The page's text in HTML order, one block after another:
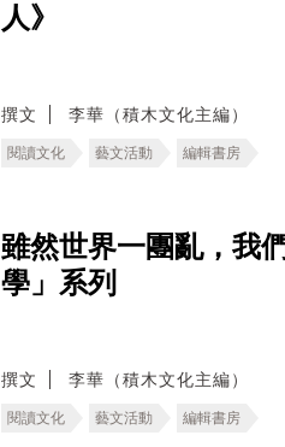
人》
撰文 李華（積木文化主編）
閱讀文化 藝文活動 編輯書房
雖然世界一團亂，我
學」系列
撰文 李華（積木文化主編）
閱讀文化 藝文活動 編輯書房